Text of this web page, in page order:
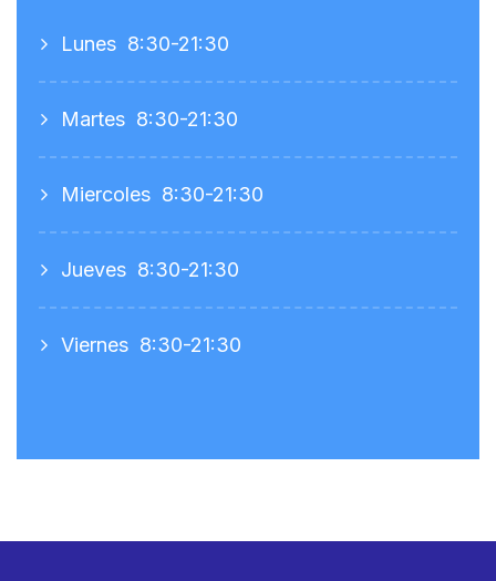
Lunes 8:30-21:30
Martes 8:30-21:30
Miercoles 8:30-21:30
Jueves 8:30-21:30
Viernes 8:30-21:30